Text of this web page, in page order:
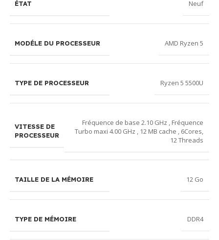
ÉTAT Neuf
MODÉLE DU PROCESSEUR AMD Ryzen 5
TYPE DE PROCESSEUR Ryzen 5 5500U
VITESSE DE
PROCESSEUR
Fréquence de base 2.10 GHz , Fréquence
Turbo maxi 4.00 GHz , 12 MB cache , 6Cores,
12 Threads
TAILLE DE LA MÉMOIRE 12 Go
TYPE DE MÉMOIRE DDR4